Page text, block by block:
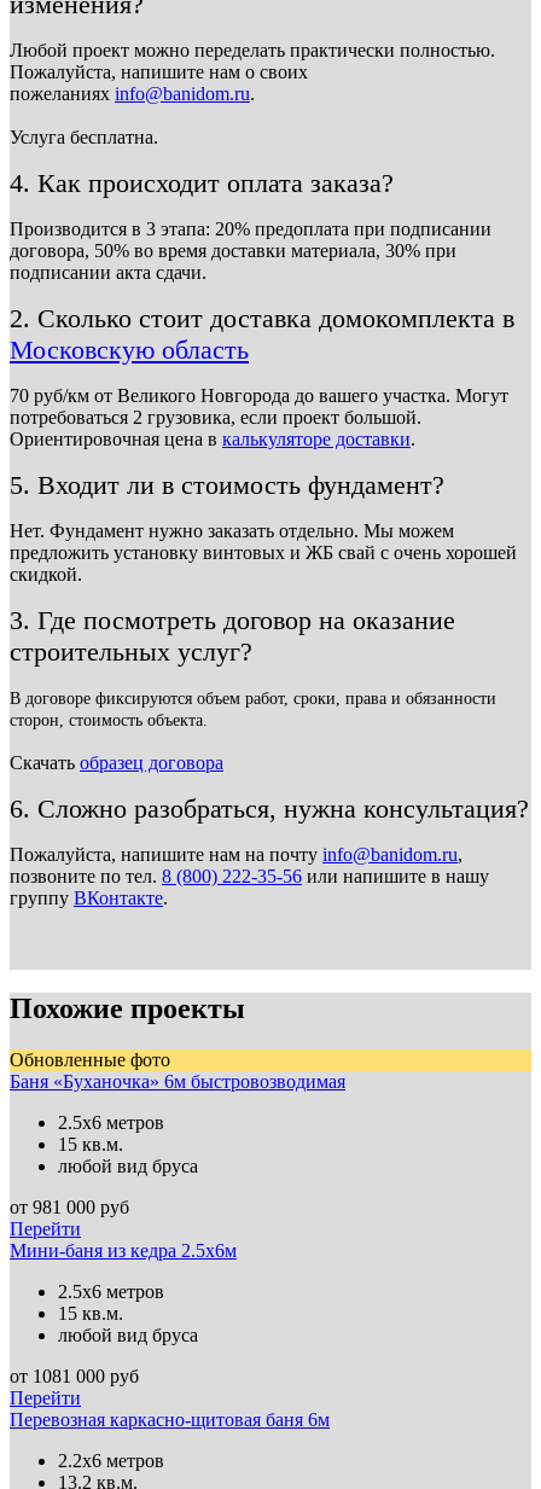
Любой проект можно переделать практически полностью.
Пожалуйста, напишите нам о своих
пожеланиях info@banidom.ru.
Услуга бесплатна.
4. Как происходит оплата заказа?
Производится в 3 этапа: 20% предоплата при подписании
договора, 50% во время доставки материала, 30% при
подписании акта сдачи.
2. Сколько стоит доставка домокомплекта в
Московскую область
70 руб/км от Великого Новгорода до вашего участка. Могут
потребоваться 2 грузовика, если проект большой.
Ориентировочная цена в калькуляторе доставки.
5. Входит ли в стоимость фундамент?
Нет. Фундамент нужно заказать отдельно. Мы можем
предложить установку винтовых и ЖБ свай с очень хорошей
скидкой.
3. Где посмотреть договор на оказание
строительных услуг?
В договоре фиксируются объем работ, сроки, права и обязанности
сторон, стоимость объекта.
Скачать образец договора
6. Сложно разобраться, нужна консультация?
Пожалуйста, напишите нам на почту info@banidom.ru,
позвоните по тел. 8 (800) 222-35-56 или напишите в нашу
группу ВКонтакте.
Похожие проекты
Обновленные фото
Баня «Буханочка» 6м быстровозводимая
2.5х6 метров
15 кв.м.
любой вид бруса
от 981 000 руб
Перейти
Мини-баня из кедра 2.5х6м
2.5х6 метров
15 кв.м.
любой вид бруса
от 1081 000 руб
Перейти
Перевозная каркасно-щитовая баня 6м
2.2х6 метров
13.2 кв.м.